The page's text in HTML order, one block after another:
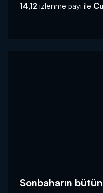
14,12 izlenme payı ile
Sonbaharın